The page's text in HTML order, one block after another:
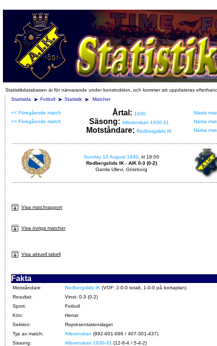
Statistikdatabasen är för närvarande under konstruktion, och kommer att uppdateras
Startsida
Fotboll Statistik Matcher
<< Föregående match Årtal: 1930
Nästa
<< Föregående match
Säsong: Allsvenskan 1930-31 Nästa
Motståndare: Redbergslids IK Nästa
Sunday 10 August 1930, kl 18:00
Redbergslids IK - AIK 0-3 (0-2)
Gamla Ullevi, Göteborg
Visa matchrapport
Visa övriga matcher
Visa aktuell tabell
Fakta
Motståndare Redbergslids IK (VOF: 2-0-0 totalt, 1-0-0 på bortaplan)
Resultat:
Vinst: 0-3 (0-2)
Sport:
Fotboll
Kön:
Herrar
Sektion:
Representationslaget
Typ av match:
Allsvenskan (992-601-696 / 407-301-437)
Säsong:
Allsvenskan 1930-31 (12-6-4 / 5-4-2)